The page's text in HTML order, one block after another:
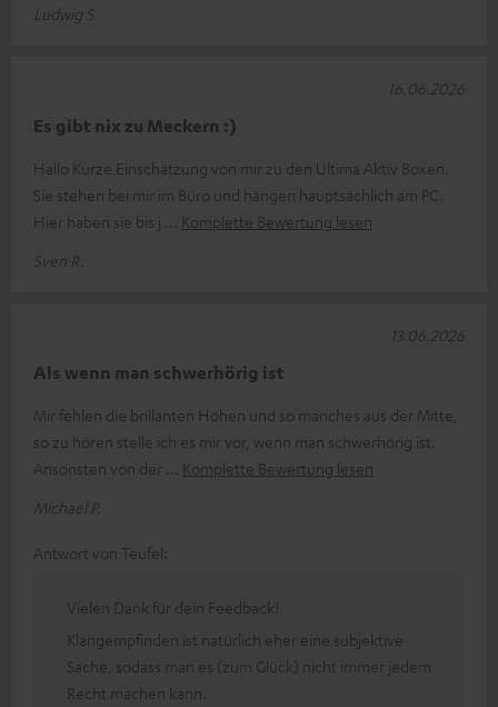
Ludwig S.
Es gibt nix zu Meckern :)
Hallo Kurze Einschätzung von mir zu den Ultima Aktiv Boxen.
Sie stehen bei mir im Büro und hängen hauptsächlich am PC.
Hier haben sie bis j
Komplette Bewertung lesen
Sven R.
16.06.2026
Als wenn man schwerhörig ist
Mir fehlen die brillanten Höhen und so manches aus der Mitte,
so zu hören stelle ich es mir vor, wenn man schwerhörig ist.
Ansonsten von der
Komplette Bewertung lesen
Michael P.
13.06.2026
Antwort von Teufel:
Vielen Dank für dein Feedback!
Klangempfinden ist natürlich eher eine subjektive
Sache, sodass man es (zum Glück) nicht immer jedem
Recht machen kann.